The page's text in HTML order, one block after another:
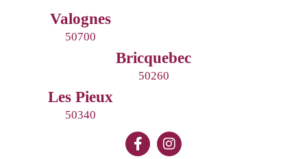
Valognes
50700
Bricquebec
50260
Les Pieux
50340